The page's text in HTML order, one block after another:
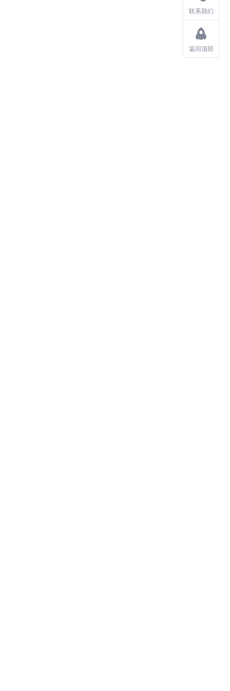
联系我们
返回顶部